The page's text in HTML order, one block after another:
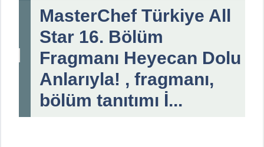
MasterChef Türkiye All
Star 16. Bölüm
Fragmanı Heyecan Dolu
Anlarıyla! , fragmanı,
bölüm tanıtımı İ...